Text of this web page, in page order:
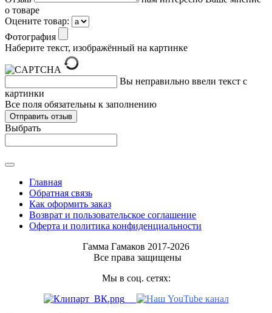
о товаре
Оцените товар:
Фотография
Наберите текст, изображённый на картинке
Вы неправильно ввели текст с
картинки
Все поля обязательны к заполнению
Выбрать
Главная
Обратная связь
Как оформить заказ
Возврат и пользовательское соглашение
Оферта и политика конфиденциальности
Гамма Гамаков 2017-2026
Все права защищены
Мы в соц. сетях: